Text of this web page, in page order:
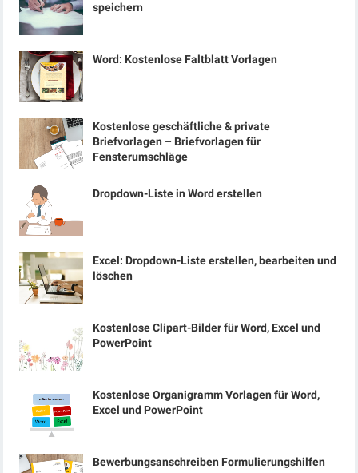
speichern
Word: Kostenlose Faltblatt Vorlagen
Kostenlose geschäftliche & private
Briefvorlagen – Briefvorlagen für
Fensterumschläge
Dropdown-Liste in Word erstellen
Excel: Dropdown-Liste erstellen, bearbeiten und
löschen
Kostenlose Clipart-Bilder für Word, Excel und
PowerPoint
Kostenlose Organigramm Vorlagen für Word,
Excel und PowerPoint
Bewerbungsanschreiben Formulierungshilfen